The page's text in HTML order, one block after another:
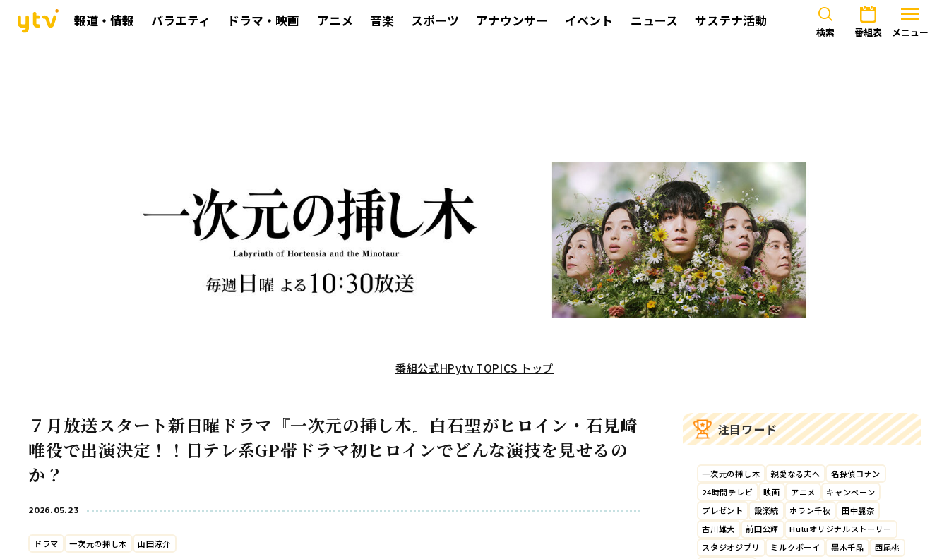
報道・情報 バラエティ ドラマ・映画 アニメ 音楽 スポーツ アナウンサー イベント ニュース サステナ活動
検索 番組表 メニュー
番組公式HPytv TOPICS トップ
７月放送スタート新日曜ドラマ『一次元の挿し木』白石聖がヒロイン・石見崎
唯役で出演決定！！日テレ系GP帯ドラマ初ヒロインでどんな演技を見せるの
か？
2026.05.23
ドラマ 一次元の挿し木 山田涼介
注目ワード
一次元の挿し木 親愛なる夫へ
名探偵コナン
24時間テレビ
映画 アニメ
キャンペーン
プレゼント
設楽統 ホラン千秋
田中麗奈
古川雄大
前田公輝
Huluオリジナルストーリー
スタジオジブリ
ミルクボーイ 黒木千晶
西尾桃